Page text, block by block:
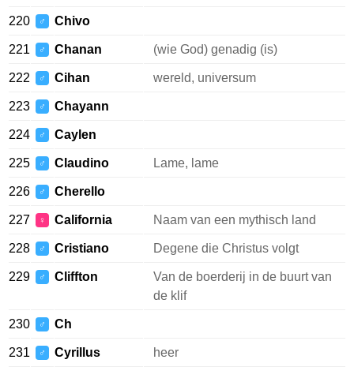
220 ♂ Chivo
221 ♂ Chanan (wie God) genadig (is)
222 ♂ Cihan wereld, universum
223 ♂ Chayann
224 ♂ Caylen
225 ♂ Claudino Lame, lame
226 ♂ Cherello
227 ♀ California Naam van een mythisch land
228 ♂ Cristiano Degene die Christus volgt
229 ♂ Cliffton
Van de boerderij in de buurt van
de klif
230 ♂ Ch
231 ♂ Cyrillus heer